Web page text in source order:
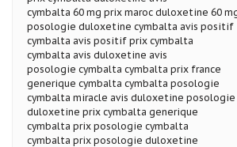
cymbalta 60 mg prix maroc duloxetine 60
posologie duloxetine cymbalta avis positif
cymbalta avis positif prix cymbalta
cymbalta avis duloxetine avis
posologie cymbalta cymbalta prix france
generique cymbalta cymbalta posologie
cymbalta miracle avis duloxetine posologie
duloxetine prix cymbalta generique
cymbalta prix posologie cymbalta
cymbalta prix posologie duloxetine